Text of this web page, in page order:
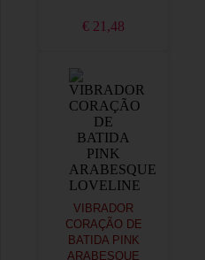
€ 21,48
VIBRADOR
CORAÇÃO DE
BATIDA PINK
ARABESQUE